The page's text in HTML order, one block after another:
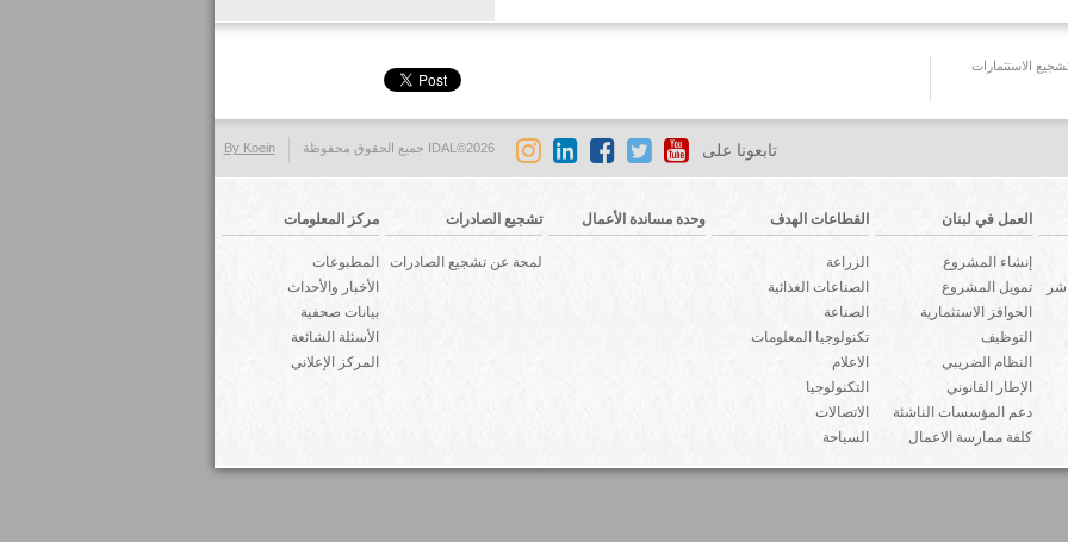
الاستثمارات
By Koein IDAL©2026 جميع الحقوق محفوظة تابعونا على
العمل في لبنان
إنشاء المشروع
تمويل المشروع
الحوافز الاستثمارية
التوظيف
النظام الضريبي
الإطار القانوني
دعم المؤسسات الناشئة
كلفة ممارسة الاعمال
القطاعات الهدف
الزراعة
الصناعات الغذائية
الصناعة
تكنولوجيا المعلومات
الاعلام
التكنولوجيا
الاتصالات
السياحة
وحدة مساندة الأعمال تشجيع الصادرات
لمحة عن تشجيع الصادرات
مركز المعلومات
المطبوعات
الأخبار والأحداث
بيانات صحفية
الأسئلة الشائعة
المركز الإعلاني